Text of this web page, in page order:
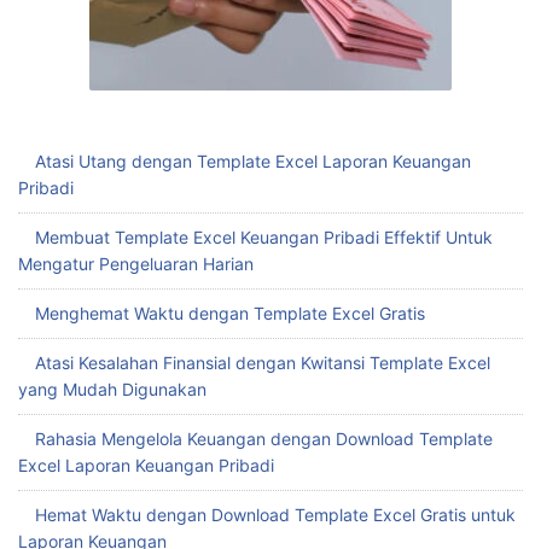
Atasi Utang dengan Template Excel Laporan Keuangan
Pribadi
Membuat Template Excel Keuangan Pribadi Effektif Untuk
Mengatur Pengeluaran Harian
Menghemat Waktu dengan Template Excel Gratis
Atasi Kesalahan Finansial dengan Kwitansi Template Excel
yang Mudah Digunakan
Rahasia Mengelola Keuangan dengan Download Template
Excel Laporan Keuangan Pribadi
Hemat Waktu dengan Download Template Excel Gratis untuk
Laporan Keuangan